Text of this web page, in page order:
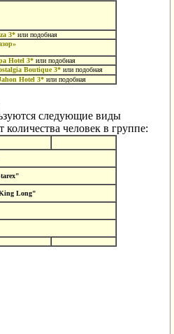
3* или подобная
Hotel 3* или подобная
Boutique 3* или подобная
Hotel 3* или подобная
следующие виды
количества человек в группе:
Long"